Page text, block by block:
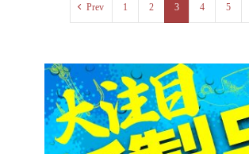
Prev 1 2 3 4 5